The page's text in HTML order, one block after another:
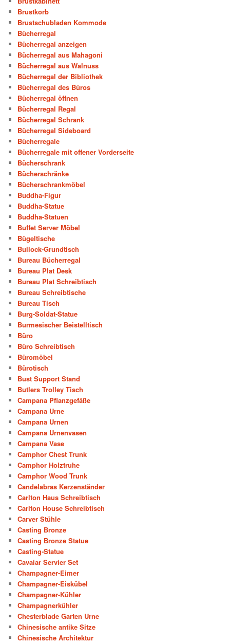
Brustkorb
Brustschubladen Kommode
Bücherregal
Bücherregal anzeigen
Bücherregal aus Mahagoni
Bücherregal aus Walnuss
Bücherregal der Bibliothek
Bücherregal des Büros
Bücherregal öffnen
Bücherregal Regal
Bücherregal Schrank
Bücherregal Sideboard
Bücherregale
Bücherregale mit offener Vorderseite
Bücherschrank
Bücherschränke
Bücherschrankmöbel
Buddha-Figur
Buddha-Statue
Buddha-Statuen
Buffet Server Möbel
Bügeltische
Bullock-Grundtisch
Bureau Bücherregal
Bureau Plat Desk
Bureau Plat Schreibtisch
Bureau Schreibtische
Bureau Tisch
Burg-Soldat-Statue
Burmesischer Beistelltisch
Büro
Büro Schreibtisch
Büromöbel
Bürotisch
Bust Support Stand
Butlers Trolley Tisch
Campana Pflanzgefäße
Campana Urne
Campana Urnen
Campana Urnenvasen
Campana Vase
Camphor Chest Trunk
Camphor Holztruhe
Camphor Wood Trunk
Candelabras Kerzenständer
Carlton Haus Schreibtisch
Carlton House Schreibtisch
Carver Stühle
Casting Bronze
Casting Bronze Statue
Casting-Statue
Cavaiar Servier Set
Champagner-Eimer
Champagner-Eiskübel
Champagner-Kühler
Champagnerkühler
Chesterblade Garten Urne
Chinesische antike Sitze
Chinesische Architektur